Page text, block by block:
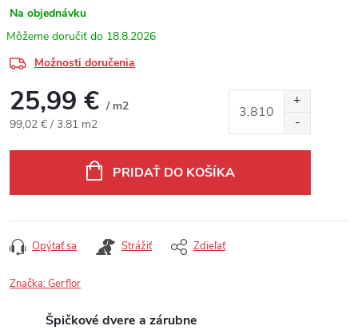
Na objednávku
18.8.2026
Možnosti doručenia
25,99 € / m2
Jednotková cena:
99,02 € / 3.81 m2
PRIDAŤ DO KOŠÍKA
Opýtať sa Strážiť Zdieľať
Značka:Gerflor
Špičkové dvere a zárubne